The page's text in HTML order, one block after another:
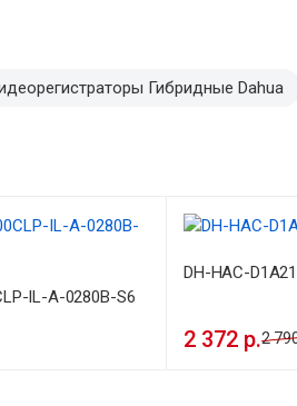
Гибридные Dahua
IL-A-0280B-S6
DH-HAC-
2 372 р.2